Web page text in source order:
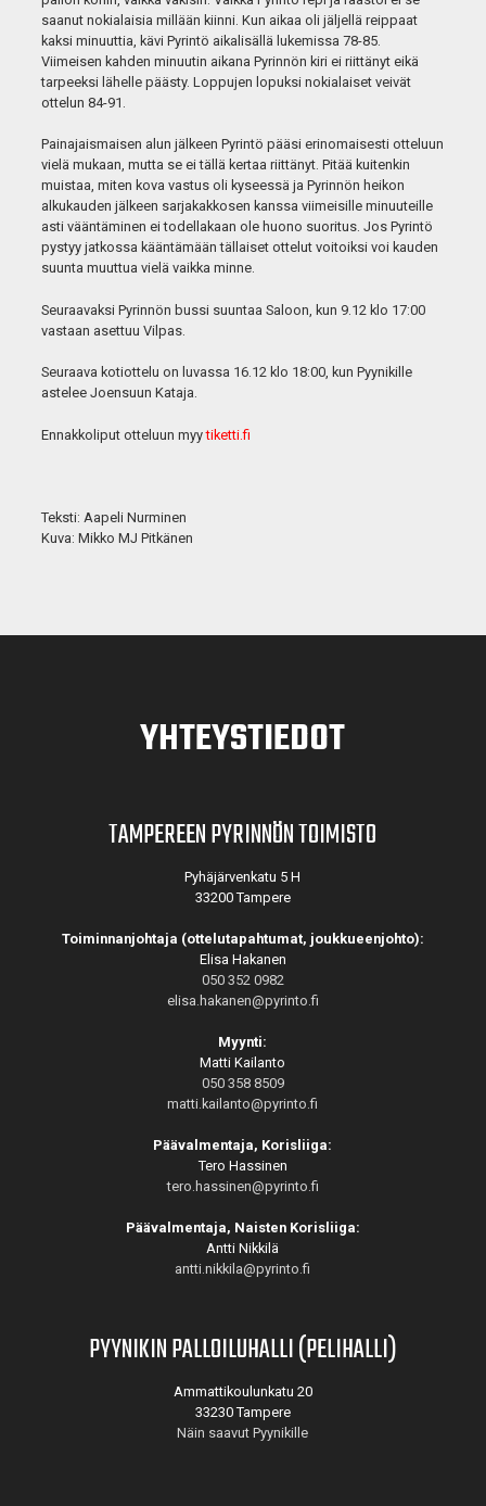
saanut nokialaisia millään kiinni. Kun aikaa oli jäljellä reippaat
kaksi minuuttia, kävi Pyrintö aikalisällä lukemissa 78-85.
Viimeisen kahden minuutin aikana Pyrinnön kiri ei riittänyt eikä
tarpeeksi lähelle päästy. Loppujen lopuksi nokialaiset veivät
ottelun 84-91.
Painajaismaisen alun jälkeen Pyrintö pääsi erinomaisesti otteluun
vielä mukaan, mutta se ei tällä kertaa riittänyt. Pitää kuitenkin
muistaa, miten kova vastus oli kyseessä ja Pyrinnön heikon
alkukauden jälkeen sarjakakkosen kanssa viimeisille minuuteille
asti vääntäminen ei todellakaan ole huono suoritus. Jos Pyrintö
pystyy jatkossa kääntämään tällaiset ottelut voitoiksi voi kauden
suunta muuttua vielä vaikka minne.
Seuraavaksi Pyrinnön bussi suuntaa Saloon, kun 9.12 klo 17:00
vastaan asettuu Vilpas.
Seuraava kotiottelu on luvassa 16.12 klo 18:00, kun Pyynikille
astelee Joensuun Kataja.
Ennakkoliput otteluun myytiketti.fi
Teksti: Aapeli Nurminen
Kuva: Mikko MJ Pitkänen
YHTEYSTIEDOT
TAMPEREEN PYRINNÖN TOIMISTO
Pyhäjärvenkatu 5 H
33200 Tampere
Toiminnanjohtaja (ottelutapahtumat, joukkueenjohto):
Elisa Hakanen
050 352 0982
elisa.hakanen@pyrinto.fi
Myynti:
Matti Kailanto
050 358 8509
matti.kailanto@pyrinto.fi
Päävalmentaja, Korisliiga:
Tero Hassinen
tero.hassinen@pyrinto.fi
Päävalmentaja, Naisten Korisliiga:
Antti Nikkilä
antti.nikkila@pyrinto.fi
PYYNIKIN PALLOILUHALLI (PELIHALLI)
Ammattikoulunkatu 20
33230 Tampere
Näin saavut Pyynikille